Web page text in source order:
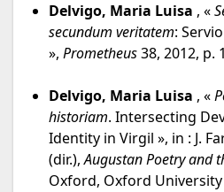
Delvigo, Maria Luisa , «
secundum veritatem:
», Prometheus38, 2012, p.
Delvigo, Maria Luisa , «
historiam. Intersecting
Identity in Virgil », in : J.
(dir.),Augustan Poetry and
Oxford, Oxford University